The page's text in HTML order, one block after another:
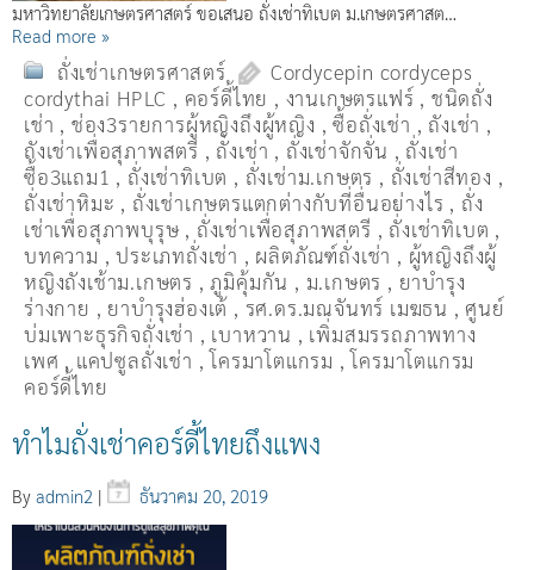
มหาวิทยาลัยเกษตรศาสตร์ ขอเสนอ ถั่งเช่าทิเบต ม.เกษตรศาสต…
Read more »
ถั่งเช่าเกษตรศาสตร์
Cordycepin cordyceps
cordythai HPLC , คอร์ดี้ไทย , งานเกษตรแฟร์ , ชนิดถั่ง
เช่า , ช่อง3รายการผู้หญิงถึงผู้หญิง ,ซื้อถั่งเช่า , ถังเช่า ,
ถังเช่าเพื่อสุภาพสตรี , ถั่งเช่า , ถั่งเช่าจักจั่น , ถั่งเช่า
ซื้อ3แถม1 , ถั่งเช่าทิเบต , ถั่งเช่าม.เกษตร , ถั่งเช่าสีทอง ,
ถั่งเช่าหิมะ , ถั่งเช่าเกษตรแตกต่างกับที่อื่นอย่างไร , ถั่ง
เช่าเพื่อสุภาพบุรุษ , ถั่งเช่าเพื่อสุภาพสตรี , ถั่่งเช่าทิเบต ,
บทความ ,ประเภทถั่งเช่า , ผลิตภัณฑ์ถั่งเช่า , ผู้หญิงถึงผู้
หญิงถังเช้าม.เกษตร ,ภูมิคุ้มกัน , ม.เกษตร , ยาบำรุง
ร่างกาย , ยาบำรุงฮ่องเต้ , รศ.ดร.มณจันทร์ เมฆธน , ศูนย์
บ่มเพาะธุรกิจถั่งเช่า , เบาหวาน , เพิ่มสมรรถภาพทาง
เพศ , แคปซูลถั่งเช่า ,โครมาโตแกรม ,โครมาโตแกรม
คอร์ดี้ไทย
ทำไมถั่งเช่าคอร์ดี้ไทยถึงแพง
By admin2 | ธันวาคม 20, 2019